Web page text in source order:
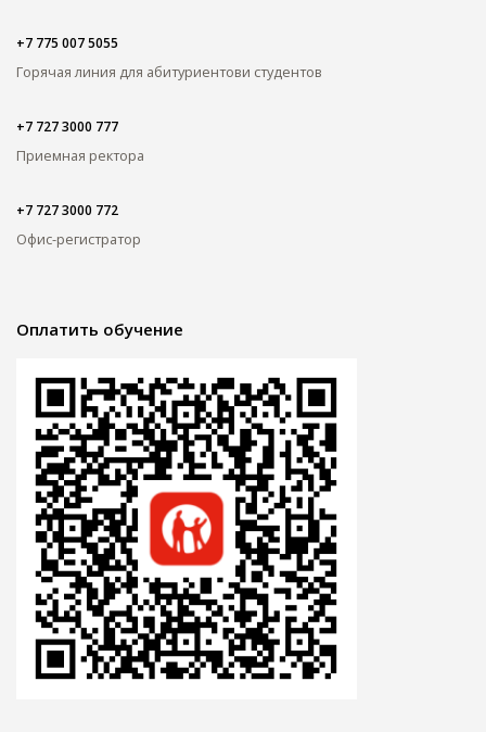
+7 775 007 5055
Горячая линия для абитуриентови студентов
+7 727 3000 777
Приемная ректора
+7 727 3000 772
Офис-регистратор
Оплатить обучение